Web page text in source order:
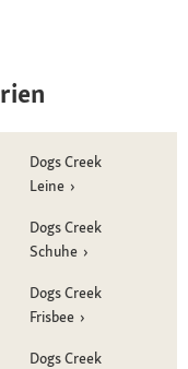
Dogs Creek
Leine
Dogs Creek
Schuhe
Dogs Creek
Frisbee
Dogs Creek